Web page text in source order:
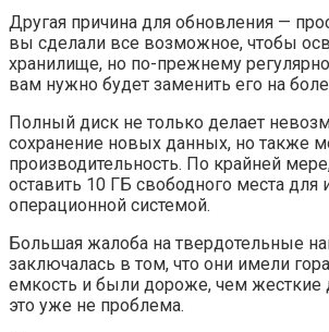
Другая причина для обновления —
вы сделали все возможное, чтобы
хранилище, но по-прежнему
вам нужно будет заменить его на
Полный диск не только делает
сохранение новых данных, но также
производительность. По крайней
оставить 10 ГБ свободного места для
операционной системой.
Большая жалоба на твердотельные
заключалась в том, что они имели
емкость и были дороже, чем жесткие
это уже не проблема.